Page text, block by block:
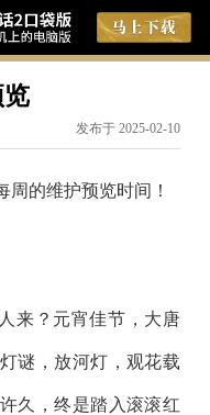
发布于 2025-02-10
周的维护预览时间！
来？元宵佳节，大唐
谜，放河灯，观花载
久，终是踏入滚滚红